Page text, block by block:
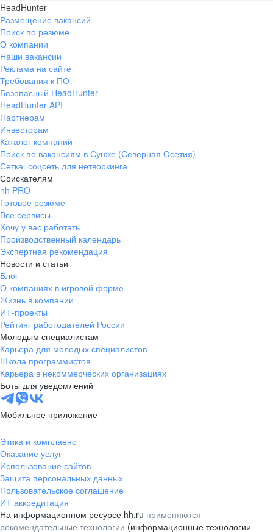
HeadHunter
Размещение вакансий
Поиск по резюме
О компании
Наши вакансии
Реклама на сайте
Требования к ПО
Безопасный HeadHunter
HeadHunter API
Партнерам
Инвесторам
Каталог компаний
Поиск по вакансиям в Сунже (Северная Осетия)
Сетка: соцсеть для нетворкинга
Соискателям
hh PRO
Готовое резюме
Все сервисы
Хочу у вас работать
Производственный календарь
Экспертная рекомендация
Новости и статьи
Блог
О компаниях в игровой форме
Жизнь в компании
ИТ-проекты
Рейтинг работодателей России
Молодым специалистам
Карьера для молодых специалистов
Школа программистов
Карьера в некоммерческих организациях
Боты для уведомлений
Мобильное приложение
Этика и комплаенс
Оказание услуг
Использование сайтов
Защита персональных данных
Пользовательское соглашение
ИТ аккредитация
На информационном ресурсе hh.ru применяются
рекомендательные технологии (информационные технологии